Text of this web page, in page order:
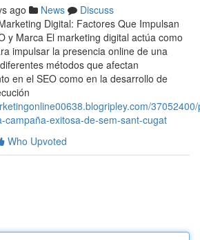
ago News
Discuss
Digital: Factores Que Impulsan
y Marca El marketing digital actúa como
impulsar la presencia online de una
métodos que afectan
en el SEO como en la desarrollo de
campaña-exitosa-de-sem-sant-cugat
Who Upvoted